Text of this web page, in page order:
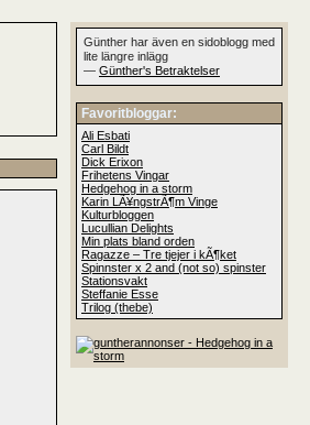
Günther har även en sidoblogg med
lite längre inlägg
— Günther's Betraktelser
Favoritbloggar:
Ali Esbati
Carl Bildt
Dick Erixon
Frihetens Vingar
Hedgehog in a storm
Karin LÃ¥ngstrÃ¶m Vinge
Kulturbloggen
Lucullian Delights
Min plats bland orden
Ragazze – Tre tjejer i kÃ¶ket
Spinnster x 2 and (not so) spinster
Stationsvakt
Steffanie Esse
Trilog (thebe)